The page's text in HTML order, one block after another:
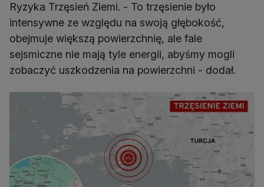
Ryzyka Trzęsień Ziemi. - To trzęsienie było
intensywne ze względu na swoją głębokość,
obejmuje większą powierzchnię, ale fale
sejsmiczne nie mają tyle energii, abyśmy mogli
zobaczyć uszkodzenia na powierzchni - dodał.